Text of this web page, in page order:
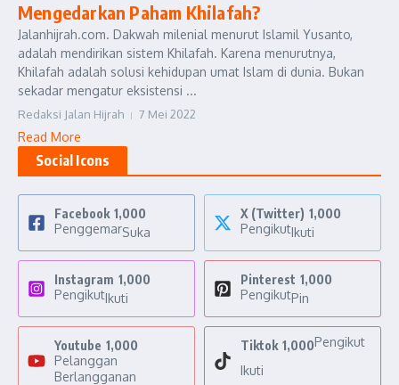
Mengedarkan Paham Khilafah?
Jalanhijrah.com. Dakwah milenial menurut Islamil Yusanto,
adalah mendirikan sistem Khilafah. Karena menurutnya,
Khilafah adalah solusi kehidupan umat Islam di dunia. Bukan
sekadar mengatur eksistensi ...
Redaksi Jalan Hijrah 7 Mei 2022
Read More
Social Icons
Facebook 1,000
PenggemarSuka
X (Twitter) 1,000
PengikutIkuti
Instagram 1,000
PengikutIkuti
Pinterest 1,000
PengikutPin
Youtube 1,000
Pelanggan
Berlangganan
Tiktok 1,000Pengikut
Ikuti